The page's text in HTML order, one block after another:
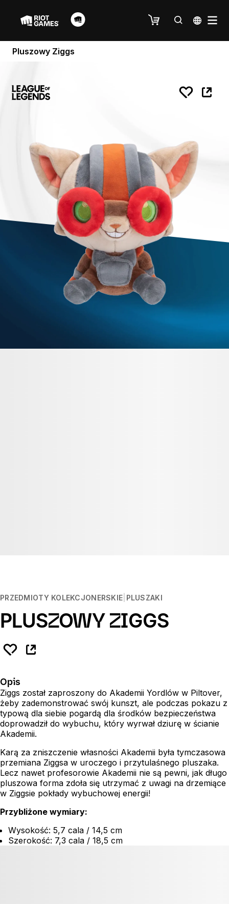
Pluszowy Ziggs
PRZEDMIOTY KOLEKCJONERSKIE PLUSZAKI
PLUSZOWY ZIGGS
Opis
Ziggs został zaproszony do Akademii Yordlów w Piltover,
żeby zademonstrować swój kunszt, ale podczas pokazu z
typową dla siebie pogardą dla środków bezpieczeństwa
doprowadził do wybuchu, który wyrwał dziurę w ścianie
Akademii.
Karą za zniszczenie własności Akademii była tymczasowa
przemiana Ziggsa w uroczego i przytulaśnego pluszaka.
Lecz nawet profesorowie Akademii nie są pewni, jak długo
pluszowa forma zdoła się utrzymać z uwagi na drzemiące
w Ziggsie pokłady wybuchowej energii!
Przybliżone wymiary:
Wysokość: 5,7 cala / 14,5 cm
Szerokość: 7,3 cala / 18,5 cm